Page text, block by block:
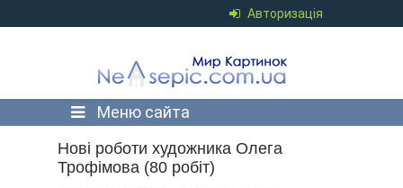
Авторизація
Меню сайта
Нові роботи художника Олега
Трофімова (80 робіт)